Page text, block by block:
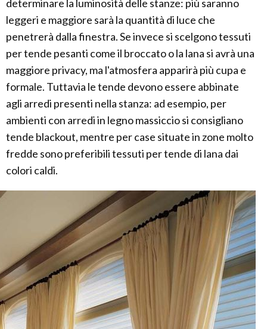
determinare la luminosità delle stanze: più saranno
leggeri e maggiore sarà la quantità di luce che
penetrerà dalla finestra. Se invece si scelgono tessuti
per tende pesanti come il broccato o la lana si avrà una
maggiore privacy, ma l'atmosfera apparirà più cupa e
formale. Tuttavia le tende devono essere abbinate
agli arredi presenti nella stanza: ad esempio, per
ambienti con arredi in legno massiccio si consigliano
tende blackout, mentre per case situate in zone molto
fredde sono preferibili tessuti per tende di lana dai
colori caldi.